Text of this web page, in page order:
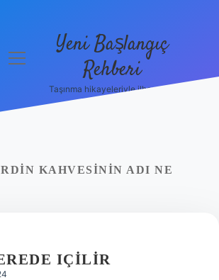
menüyü
Yeni Başlangıç
Rehberi
Taşınma hikayeleriyle ilham bul!
KAHVESININ ADI NE
IÇILIR